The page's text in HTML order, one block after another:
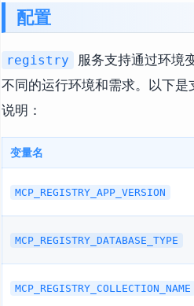
配置
registry
服务支持通过环境
不同的运行环境和需求。以下
说明：
变量名
MCP_REGISTRY_APP_VERSION
MCP_REGISTRY_DATABASE_TYPE
MCP_REGISTRY_COLLECTION_NAME